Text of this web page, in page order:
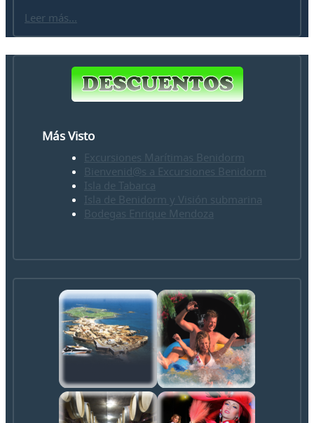
Leer más...
Más Visto
Excursiones Marítimas Benidorm
Bienvenid@s a Excursiones Benidorm
Isla de Tabarca
Isla de Benidorm y Visión submarina
Bodegas Enrique Mendoza